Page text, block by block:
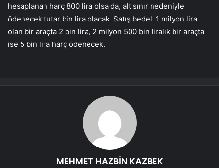
hesaplanan harç 800 lira olsa da, alt sınır nedeniyle
ödenecek tutar bin lira olacak. Satış bedeli 1 milyon lira
olan bir araçta 2 bin lira, 2 milyon 500 bin liralık bir araçta
ise 5 bin lira harç ödenecek.
MEHMET HAZBİN KAZBEK